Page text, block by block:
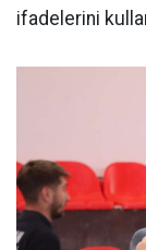
ifadelerini